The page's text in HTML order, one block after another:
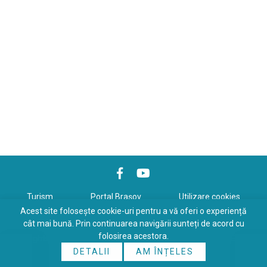
Turism Portal Braşov Utilizare cookies
Politică de confidenţialitate
Copyrights © 2026 All Rights Reserved. Powered by
Online
Acest site folosește cookie-uri pentru a vă oferi o experiență
cât mai bună. Prin continuarea navigării sunteți de acord cu
folosirea acestora.
DETALII
AM ÎNȚELES